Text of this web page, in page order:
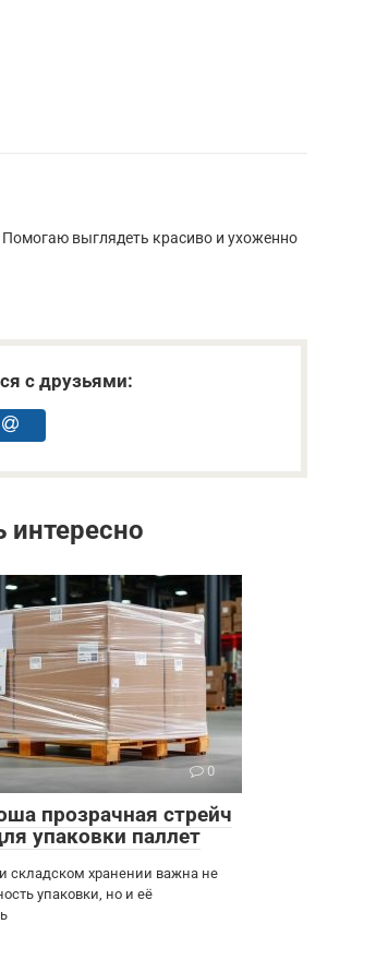
выглядеть красиво и ухоженно
с друзьями:
0
прозрачная стрейч
упаковки паллет
складском хранении важна не
упаковки, но и её